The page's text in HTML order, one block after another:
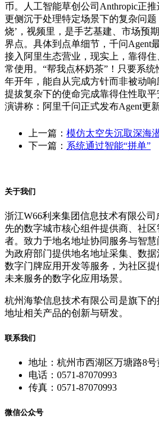
币。人工智能草创公司Anthropic正
更侧沉于处理特定场景下的复杂问题
烧’，视频里，是手艺基建、市场预
界点。具体到点单细节，千问Agent
接入阿里生态营业，现实上，靠得
常使用。“帮我点杯奶茶”！只要系
年开年，能自从完成方针而非被动
提拔复杂下的使命完成靠得住性取
演讲称：阿里千问正式发布Agent更
上一篇： 模仿太空失沉取深海
下一篇： 系统通过智能“拼单”
关于我们
浙江W66利来集团信息技术有限公司
先的数字城市核心组件提供商、社
者。致力于地名地址协同服务与智
为政府部门提供地名地址采集、数据
数字门牌应用开发等服务，为社区提
未来服务的数字化应用场景。
杭州海挚信息技术有限公司是旗下
地址相关产品的创新与研发。
联系我们
地址：杭州市西湖区万塘路8
电话：0571-87070993
传真：0571-87070993
微信公众号